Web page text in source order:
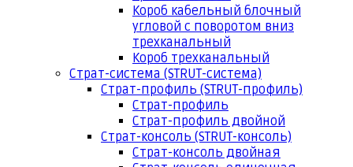
Короб кабельный блочный
угловой с поворотом вниз
трехканальный
Короб трехканальный
Страт-система (STRUT-система)
Страт-профиль (STRUT-профиль)
Страт-профиль
Страт-профиль двойной
Страт-консоль (STRUT-консоль)
Страт-консоль двойная